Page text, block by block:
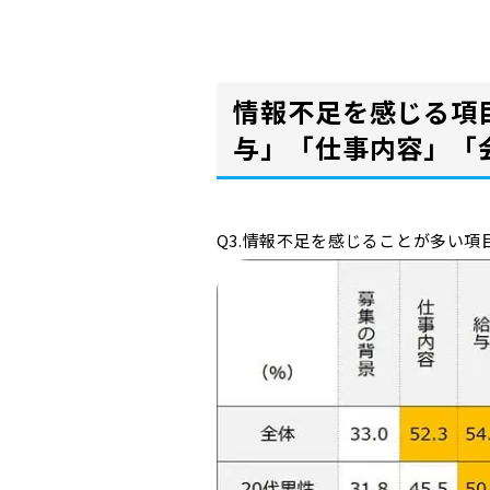
情報不足を感じる
与」「仕事内容」「
Q3.情報不足を感じることが多い